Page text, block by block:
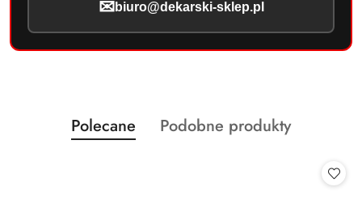
✉ biuro@dekarski-sklep.pl
Pomiń karuzelę produktów
Produkty
o
Polecane
Produkty
Podobne produkty